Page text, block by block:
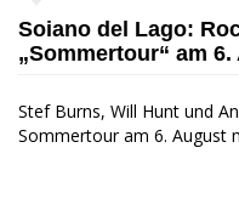
Soiano del Lago:
„Sommertour“ am
Stef Burns, Will Hunt und
Sommertour am 6. August